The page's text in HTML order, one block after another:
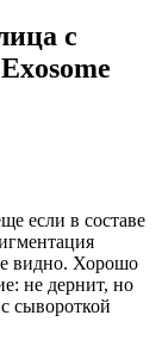
с
если в составе
видно. Хорошо
не дернит, но
сывороткой